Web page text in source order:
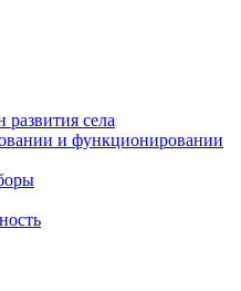
развития села
и функционировании